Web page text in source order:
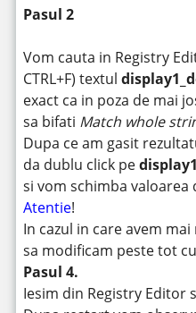
Pasul 2
Vom cauta in Registry
CTRL+F) textul
exact ca in poza de mai
sa bifati Match whole
Dupa ce am gasit
da dublu click pe
si vom schimba valoarea
Atentie!
In cazul in care avem
sa modificam peste tot
Pasul 4.
Iesim din Registry Editor